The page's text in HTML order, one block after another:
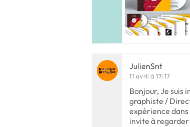
JulienSnt
11 avril à 17:17
Bonjour, Je suis
graphiste /
expérience dans
invite à